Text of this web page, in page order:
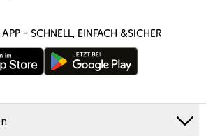
– SCHNELL, EINFACH &SICHER